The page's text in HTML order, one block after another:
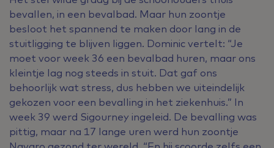
bevallen, in een bevalbad. Maar hun zoontje
besloot het spannend te maken door lang in de
stuitligging te blijven liggen. Dominic vertelt: “Je
moet voor week 36 een bevalbad huren, maar ons
kleintje lag nog steeds in stuit. Dat gaf ons
behoorlijk wat stress, dus hebben we uiteindelijk
gekozen voor een bevalling in het ziekenhuis.” In
week 39 werd Sigourney ingeleid. De bevalling was
pittig, maar na 17 lange uren werd hun zoontje